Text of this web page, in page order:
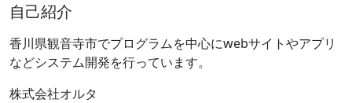
自己紹介
香川県観音寺市でプログラムを中心にwebサイトやアプリ
などシステム開発を行っています。
株式会社オルタ